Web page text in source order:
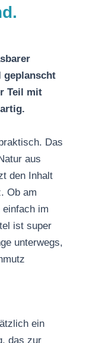
geplanscht
Teil mit
Das
aus
den Inhalt
Ob am
im
ist super
unterwegs,
ein
das zur